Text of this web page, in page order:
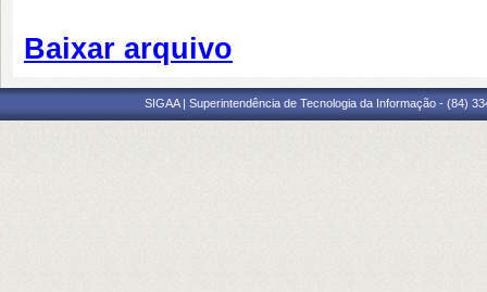
Baixar arquivo
SIGAA | Superintendência de Tecnologia da Informação - (84)